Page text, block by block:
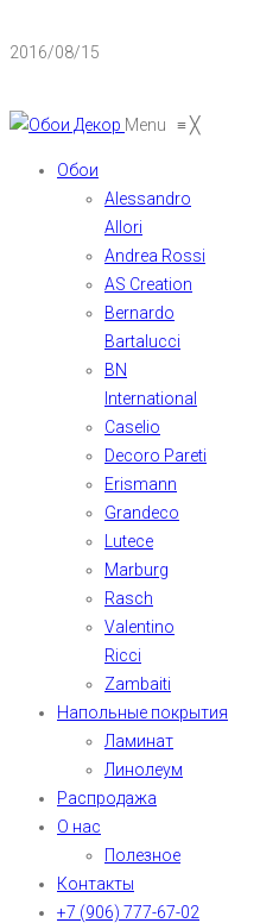
2016/08/15
Menu ≡╳
Обои
Alessandro
Allori
Andrea Rossi
AS Creation
Bernardo
Bartalucci
BN
International
Caselio
Decoro Pareti
Erismann
Grandeco
Lutece
Marburg
Rasch
Valentino
Ricci
Zambaiti
Напольные покрытия
Ламинат
Линолеум
Распродажа
О нас
Полезное
Контакты
+7 (906) 777-67-02